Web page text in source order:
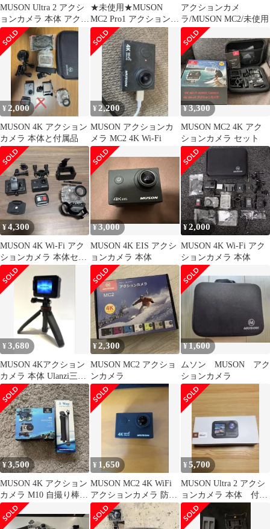
MUSON Ultra 2 アクシ
ョンカメラ 本体 アクセ
サリーセット
★未使用★MUSON
MC2 Pro1 アクションカ
メラ 防水 WiFi
アクションカメ
ラ/MUSON MC2/未使用
¥ 2,000
MUSON 4K アクション
カメラ 本体と付属品
¥ 2,200
MUSON アクションカ
メラ MC2 4K Wi-Fi
¥3,300
MUSON MC2 4K アク
ションカメラ セット
¥4,300
MUSON 4K Wi-Fi アク
ションカメラ 本体セッ
ト
¥3,000
MUSON 4K EIS アクシ
ョンカメラ 本体
¥2,000
MUSON 4K Wi-Fi アク
ションカメラ 本体
¥3,680
MUSON 4Kアクション
カメラ 本体 Ulanzi三脚
セット
¥2,300
MUSON MC2 アクショ
ンカメラ
¥1,600
ムソン MUSON アク
ションカメラ
¥3,500
MUSON 4K アクション
カメラ M10 自撮り棒付
き
¥ 1,650
MUSON MC2 4K WiFi
アクションカメラ 防水
ケース付 ジャンク
¥5,700
MUSON Ultra 2 アクシ
ョンカメラ 本体 付属
品あり